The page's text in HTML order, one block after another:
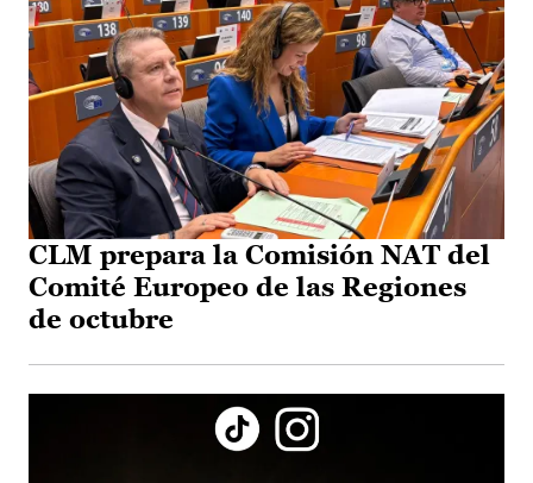
CLM prepara la Comisión NAT del
Comité Europeo de las Regiones
de octubre